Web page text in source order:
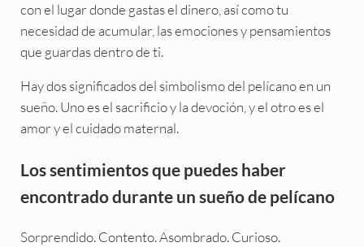
con el lugar donde gastas el dinero, así como tu
necesidad de acumular, las emociones y pensamientos
que guardas dentro de ti.
Hay dos significados del simbolismo del pelícano en un
sueño. Uno es el sacrificio y la devoción, y el otro es el
amor y el cuidado maternal.
Los sentimientos que puedes haber
encontrado durante un sueño de pelícano
Sorprendido. Contento. Asombrado. Curioso.